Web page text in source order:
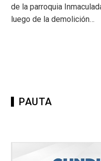
de la parroquia
luego de la demolición…
PAUTA